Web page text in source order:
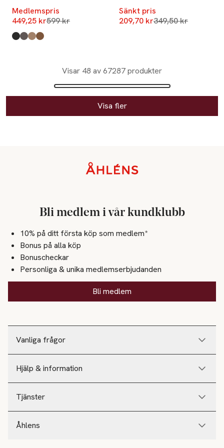
Medlemspris
449,25 krLägsta pris 30 dagar
599 kr
Produkten finns i färgerna:
Black,
Dk Brown
Suede Beige
Cognac,
Sänkt pris
209,70 krLägsta pris 30
349,50 kr
Visar 48 av 67287 produkter
Visa fler
Vanliga frågor
Hjälp & information
Tjänster
Åhlens
Bli medlem i vår kundklubb
10% på ditt första köp som medlem*
Bonus på alla köp
Bonuscheckar
Personliga & unika medlemserbjudanden
Bli medlem